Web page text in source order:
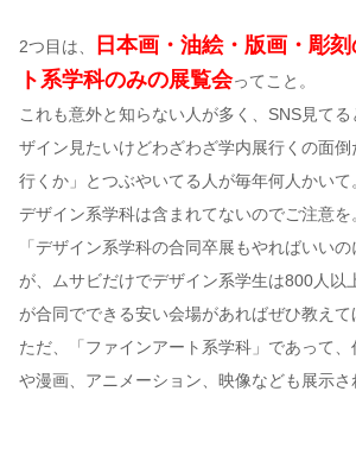
2つ目は、
日本画・油絵・版画・彫
ト系学科のみの展覧会ってこと。
これも意外と知らない人が多く、SNS見て
ザイン見たいけどわざわざ学内展行くの面
行くか」とつぶやいてる人が毎年何人かいて
デザイン系学科は含まれてないのでご注意を
「デザイン系学科の合同卒展もやればいい
が、ムサビだけでデザイン系学生は800人以
が合同でできる安い会場があればぜひ教えて
ただ、「ファインアート系学科」であって、
や漫画、アニメーション、映像なども展示さ